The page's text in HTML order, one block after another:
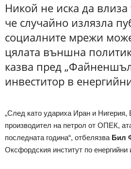
Никой не иска да
че случайно излязла
социалните мрежи
цялата външна
казва пред
инвеститор в
„След като удариха Иран и Нигерия,
производител на петрол от ОПЕК,
последната година“, отбелязва Бил
Оксфордския институт по енергийни